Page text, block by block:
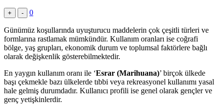
+ - 0
Günümüz koşullarında uyuşturucu maddelerin çok çeşitli türleri ve
formlarına rastlamak mümkündür. Kullanım oranları ise coğrafi
bölge, yaş grupları, ekonomik durum ve toplumsal faktörlere bağlı
olarak değişkenlik gösterebilmektedir.
En yaygın kullanım oranı ile ‘Esrar (Marihuana)’ birçok ülkede
başı çekmekle bazı ülkelerde tıbbi veya rekreasyonel kullanımı yasal
hale gelmiş durumdadır. Kullanıcı profili ise genel olarak gençler ve
genç yetişkinlerdir.